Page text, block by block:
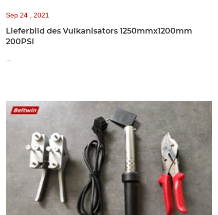
Sep 24 , 2021
Lieferbild des Vulkanisators 1250mmx1200mm
200PSI
...